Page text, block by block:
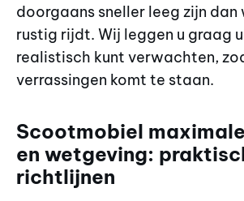
doorgaans sneller leeg zijn dan
rustig rijdt. Wij leggen u graag
realistisch kunt verwachten,
verrassingen komt te staan.
Scootmobiel
en wetgeving:
richtlijnen